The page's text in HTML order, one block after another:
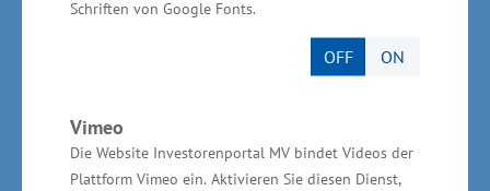
Schriften von Google Fonts.
OFF ON
Vimeo
Die Website Investorenportal MV bindet Videos der
Plattform Vimeo ein. Aktivieren Sie diesen Dienst,
Schroeder zudem mit der Hotelakademie
´Academy of Hotel Management and Catering
Industry´ in Polen zusammen. Mehrere
ihrer Ausbildung im Schlossgut Gross
Schwansee erfolgreich absolviert, es resultiert